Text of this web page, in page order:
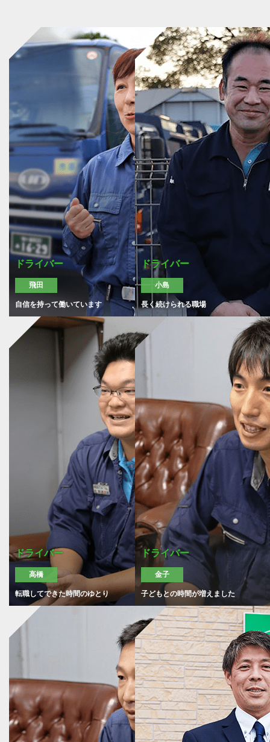
ドライバー
飛田
自信を持って働いています
ドライバー
小島
長く続けられる職場
ドライバー
高橋
転職してできた時間のゆとり
ドライバー
金子
子どもとの時間が増えました